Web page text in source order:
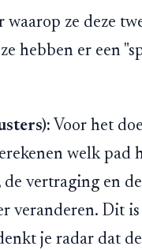
ze deze
hebben er een
Voor het
welk pad
vertraging en
veranderen. Dit
je radar dat